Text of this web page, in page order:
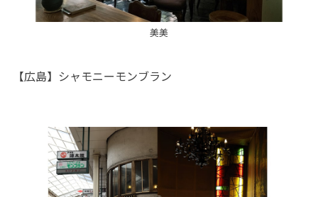
美美
【広島】シャモニーモンブラン